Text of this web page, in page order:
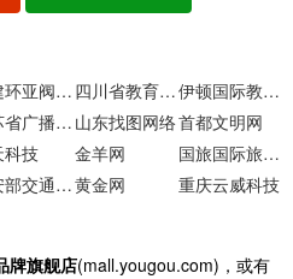
福建环亚阀门制造 四川省教育考试院
伊顿国际教育集团
江苏省广播电视总台集团 山东找图网络首都文明网
科技 金羊网
国旅国际旅行社罗湖嘉宾路营业部
公安部交通安全综合服务管理平台黄金网 重庆云威科技
牌旗舰店(mall.yougou.com)，或有